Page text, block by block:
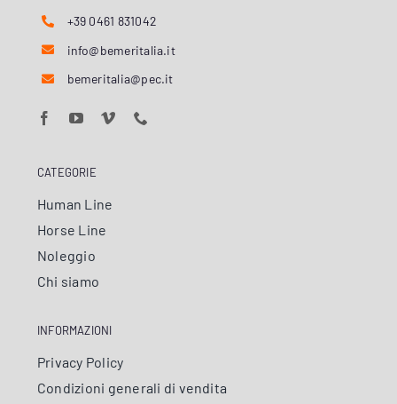
+39 0461 831042
info@bemeritalia.it
bemeritalia@pec.it
CATEGORIE
Human Line
Horse Line
Noleggio
Chi siamo
INFORMAZIONI
Privacy Policy
Condizioni generali di vendita